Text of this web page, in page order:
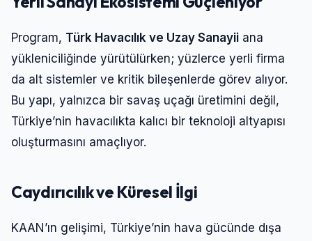
Program, Türk Havacılık ve Uzay Sanayii ana
yükleniciliğinde yürütülürken; yüzlerce yerli firma
da alt sistemler ve kritik bileşenlerde görev alıyor.
Bu yapı, yalnızca bir savaş uçağı üretimini değil,
Türkiye’nin havacılıkta kalıcı bir teknoloji altyapısı
oluşturmasını amaçlıyor.
Caydırıcılık ve Küresel İlgi
KAAN’ın gelişimi, Türkiye’nin hava gücünde dışa